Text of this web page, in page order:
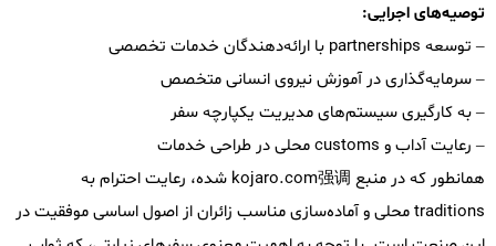
توصیه‌های اجرایی:
– توسعه partnerships با ارائه‌دهندگان خدمات تخصصی
– سرمایه‌گذاری در آموزش نیروی انسانی متخصص
– به کارگیری سیستم‌های مدیریت یکپارچه سفر
– رعایت آداب و customs محلی در طراحی خدمات
همانطور که در منبع kojaro.com强调 شده، رعایت احترام به
traditions محلی و آماده‌سازی مناسب زائران از اصول اساسی موفقیت در